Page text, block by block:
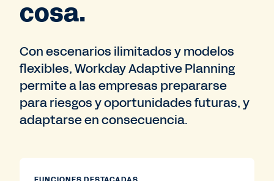
cosa.
Con escenarios ilimitados y modelos
flexibles, Workday Adaptive Planning
permite a las empresas prepararse
para riesgos y oportunidades futuras, y
adaptarse en consecuencia.